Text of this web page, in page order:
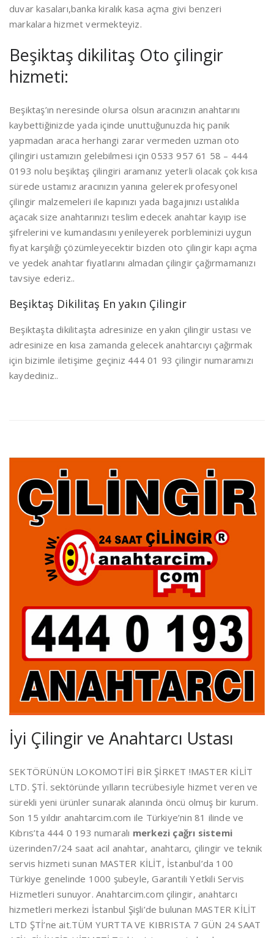
duvar kasaları,banka kiralık kasa açma givi benzeri
markalara hizmet vermekteyiz.
Beşiktaş dikilitaş Oto çilingir
hizmeti:
Beşiktaş’ın neresinde olursa olsun aracınızın anahtarını
kaybettiğinizde yada içinde unuttuğunuzda hiç panik
yapmadan araca herhangi zarar vermeden uzman oto
çilingiri ustamızın gelebilmesi için 0533 957 61 58 – 444
0193 nolu beşiktaş çilingiri aramanız yeterli olacak çok kısa
sürede ustamız aracınızın yanına gelerek profesyonel
çilingir malzemeleri ile kapınızı yada bagajınızı ustalıkla
açacak size anahtarınızı teslim edecek anahtar kayıp ise
şifrelerini ve kumandasını yenileyerek porbleminizi uygun
fiyat karşılığı çözümleyecektir bizden oto çilingir kapı açma
ve yedek anahtar fiyatlarını almadan çilingir çağırmamanızı
tavsiye ederiz..
Beşiktaş Dikilitaş En yakın Çilingir
Beşiktaşta dikilitaşta adresinize en yakın çilingir ustası ve
adresinize en kısa zamanda gelecek anahtarcıyı çağırmak
için bizimle iletişime geçiniz 444 01 93 çilingir numaramızı
kaydediniz..
İyi Çilingir ve Anahtarcı Ustası
SEKTÖRÜNÜN LOKOMOTİFİ BİR ŞİRKET !MASTER KİLİT
LTD. ŞTİ. sektöründe yılların tecrübesiyle hizmet veren ve
sürekli yeni ürünler sunarak alanında öncü olmuş bir kurum.
Son 15 yıldır anahtarcim.com ile Türkiye’nin 81 ilinde ve
Kıbrıs’ta 444 0 193 numaralı merkezi çağrı sistemi
üzerinden7/24 saat acil anahtar, anahtarcı, çilingir ve teknik
servis hizmeti sunan MASTER KİLİT, İstanbul’da 100
Türkiye genelinde 1000 şubeyle, Garantili Yetkili Servis
Hizmetleri sunuyor. Anahtarcim.com çilingir, anahtarcı
hizmetleri merkezi İstanbul Şişli’de bulunan MASTER KİLİT
LTD ŞTİ’ne ait.TÜM YURTTA VE KIBRISTA 7 GÜN 24 SAAT